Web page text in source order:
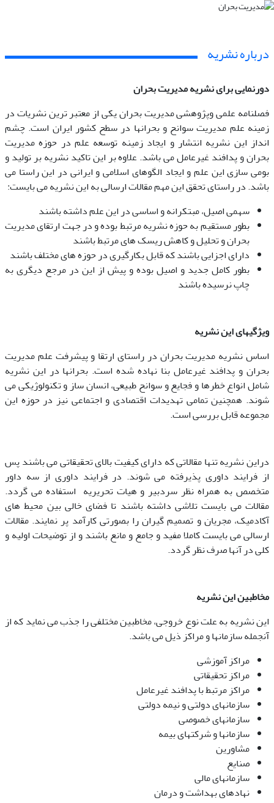
درباره نشریه
دورنمایی برای نشریه مدیریت بحران
فصلنامه علمی وپژوهشی مدیریت بحران یکی از معتبر ترین نشریات در
زمینه علم مدیریت سوانح و بحرانها در سطح کشور ایران است. چشم
انداز این نشریه انتشار و ایجاد زمینه توسعه علم در حوزه مدیریت
بحران و پدافند غیرعامل می باشد. علاوه بر این تاکید نشریه بر تولید و
بومی سازی این علم و ایجاد الگوهای اسلامی و ایرانی در این راستا می
باشد. در راستای تحقق این مهم مقالات ارسالی به این نشریه می بایست:
سهمی اصیل، مبتکرانه و اساسی در این علم داشته باشند
بطور مستقیم به حوزه نشریه مرتبط بوده و در جهت ارتقای مدیریت
بحران و تحلیل و کاهش ریسک های مرتبط باشند
دارای اجزایی باشند که قابل بکارگیری در حوزه های مختلف باشند
بطور کامل جدید و اصیل بوده و پیش از این در مرجع دیگری به
چاپ نرسیده باشند
ویژگیهای این نشریه
اساس نشریه مدیریت بحران در راستای ارتقا و پیشرفت علم مدیریت
بحران و پدافند غیرعامل بنا نهاده شده است. بحرانها در این نشریه
شامل انواع خطرها و فجایع و سوانح طبیعی، انسان ساز و تکنولوژیکی می
شوند. همچنین تمامی تهدیدات اقتصادی و اجتماعی نیز در حوزه این
مجموعه قابل بررسی است.
دراین نشریه تنها مقالاتی که دارای کیفیت بالای تحقیقاتی می باشند پس
از فرایند داوری پذیرفته می شوند. در فرایند داوری از سه داور
متخصص به همراه نظر سردبیر و هیات تحریریه استفاده می گردد.
مقالات می بایست تلاشی داشته باشند تا فضای خالی بین محیط های
آکادمیک، مجریان و تصمیم گیران را بصورتی کارآمد پر نمایند. مقالات
ارسالی می بایست کاملا مفید و جامع و مانع باشند و از توضیحات اولیه و
کلی در آنها صرف نظر گردد.
مخاطبین این نشریه
این نشریه به علت نوع خروجی، مخاطبین مختلفی را جذب می نماید که از
آنجمله سازمانها و مراکز ذیل می باشد.
مراکز آموزشی
مراکز تحقیقاتی
مراکز مرتبط با پدافند غیرعامل
سازمانهای دولتی و نیمه دولتی
سازمانهای خصوصی
سازمانها و شرکتهای بیمه
مشاورین
صنایع
سازمانهای مالی
نهادهای بهداشت و درمان